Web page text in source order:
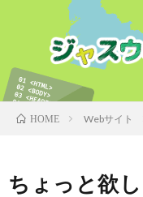
HOME Webサイト
ちょっと欲